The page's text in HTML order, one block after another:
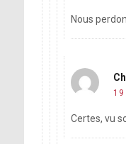
Nous
Certes, vu